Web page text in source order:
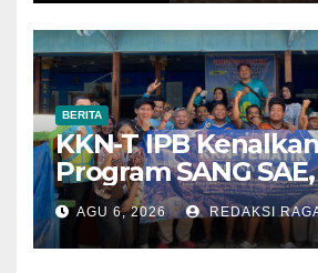
BERITA
KKN-T IPB
Program SANG
Desa
Ubah Sampah Jadi
Ekonomi
AGU 6, 2026 REDAKSI